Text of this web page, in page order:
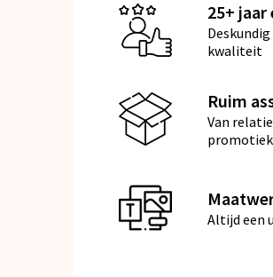
25+
kwaliteit
Ruim
Van
Altijd een